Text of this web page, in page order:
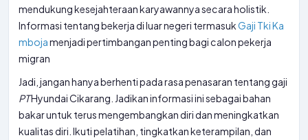
mendukung kesejahteraan karyawannya secara holistik.
Informasi tentang bekerja di luar negeri termasukGaji Tki Ka
mbojamenjadi pertimbangan penting bagi calon pekerja
migran
Jadi, jangan hanya berhenti pada rasa penasaran tentang gaji
PTHyundai Cikarang. Jadikan informasi ini sebagai bahan
bakar untuk terus mengembangkan diri dan meningkatkan
kualitas diri. Ikuti pelatihan, tingkatkan keterampilan, dan